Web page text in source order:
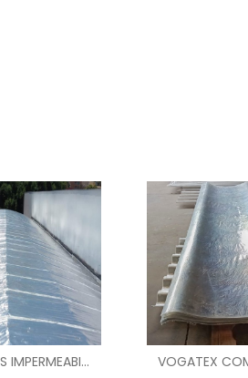
JL MENEZES IMPERMEABILIZACAO E ISOLAMENTOS LTDA - SP